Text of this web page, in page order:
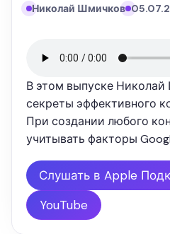
Николай Шмичков
В этом выпуске
секреты эффективного
При создании любого
учитывать факторы
достоверность). Как
принципу EEAT, Николай
подкасте. Вы …
Слушать в Apple
YouTube